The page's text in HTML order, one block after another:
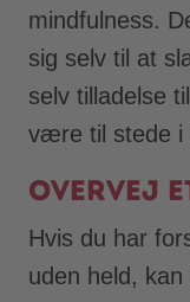
mindfulness.
sig selv til at
selv tilladelse
være til stede i
Overvej
Hvis du har
uden held,